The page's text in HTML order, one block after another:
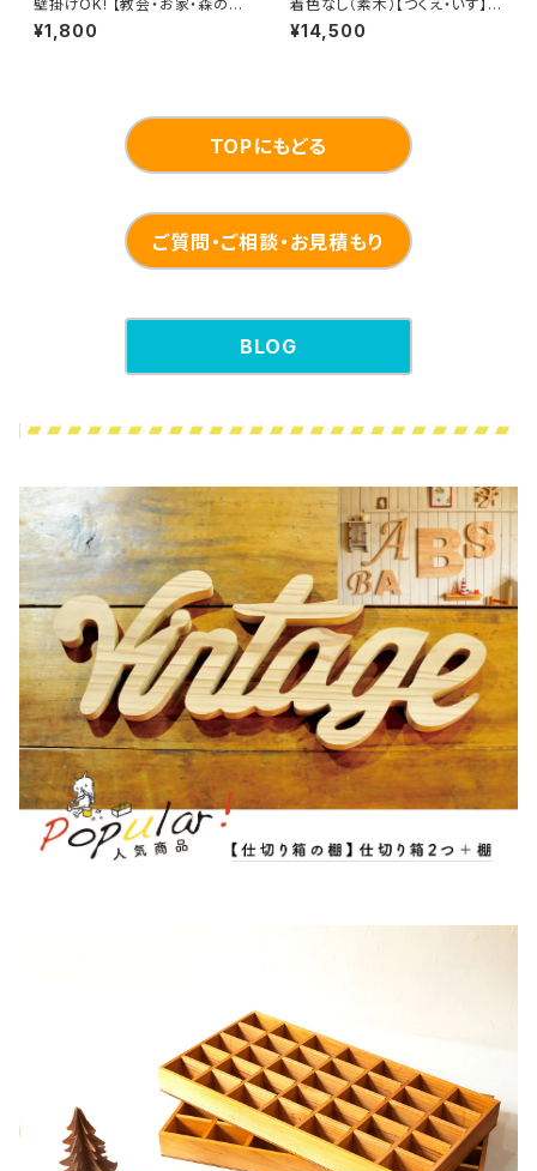
壁掛けOK! 【教会・お家・森の
木】木のインテリア雑貨【3点セ
ット】オーナメント オブジェ
¥1,800
着色なし（素木）【つくえ・いす】子
ども用木製デスクセット
¥14,500
TOPにもどる
ご質問・ご相談・お見積もり
BLOG